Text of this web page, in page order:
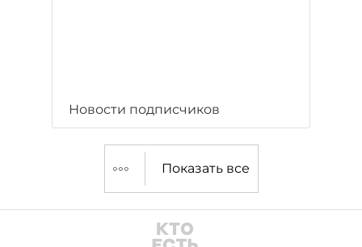
Новости подписчиков
Показать все